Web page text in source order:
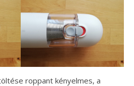
roppant kényelmes, a